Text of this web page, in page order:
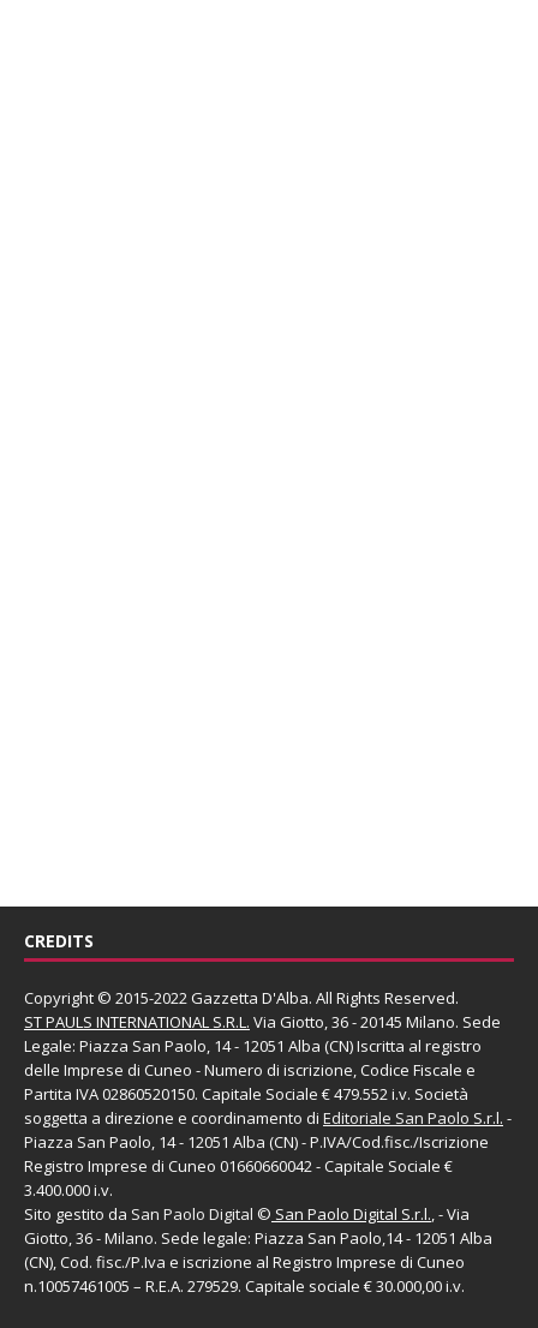
CREDITS
Copyright © 2015-2022 Gazzetta D'Alba. All Rights Reserved.
ST PAULS INTERNATIONAL S.R.L. Via Giotto, 36 - 20145 Milano. Sede
Legale: Piazza San Paolo, 14 - 12051 Alba (CN) Iscritta al registro
delle Imprese di Cuneo - Numero di iscrizione, Codice Fiscale e
Partita IVA 02860520150. Capitale Sociale € 479.552 i.v. Società
soggetta a direzione e coordinamento di Editoriale San Paolo S.r.l. -
Piazza San Paolo, 14 - 12051 Alba (CN) - P.IVA/Cod.fisc./Iscrizione
Registro Imprese di Cuneo 01660660042 - Capitale Sociale €
3.400.000 i.v.
Sito gestito da San Paolo Digital © San Paolo Digital S.r.l., - Via
Giotto, 36 - Milano. Sede legale: Piazza San Paolo,14 - 12051 Alba
(CN), Cod. fisc./P.Iva e iscrizione al Registro Imprese di Cuneo
n.10057461005 – R.E.A. 279529. Capitale sociale € 30.000,00 i.v.